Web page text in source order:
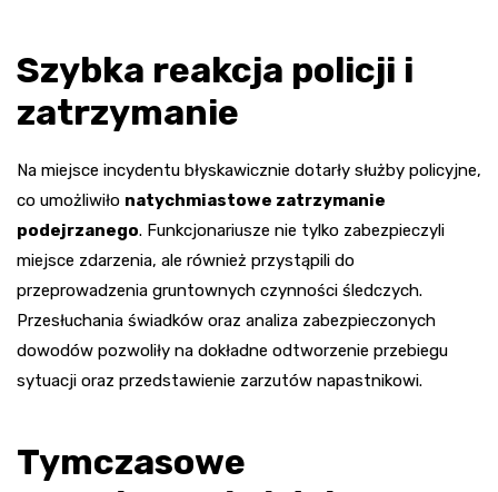
Szybka reakcja policji i
zatrzymanie
Na miejsce incydentu błyskawicznie dotarły służby policyjne,
co umożliwiło natychmiastowe zatrzymanie
podejrzanego. Funkcjonariusze nie tylko zabezpieczyli
miejsce zdarzenia, ale również przystąpili do
przeprowadzenia gruntownych czynności śledczych.
Przesłuchania świadków oraz analiza zabezpieczonych
dowodów pozwoliły na dokładne odtworzenie przebiegu
sytuacji oraz przedstawienie zarzutów napastnikowi.
Tymczasowe